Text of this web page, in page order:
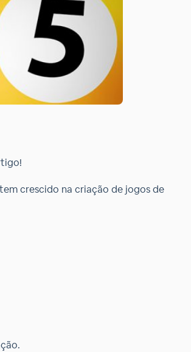
crescido na criação de jogos de